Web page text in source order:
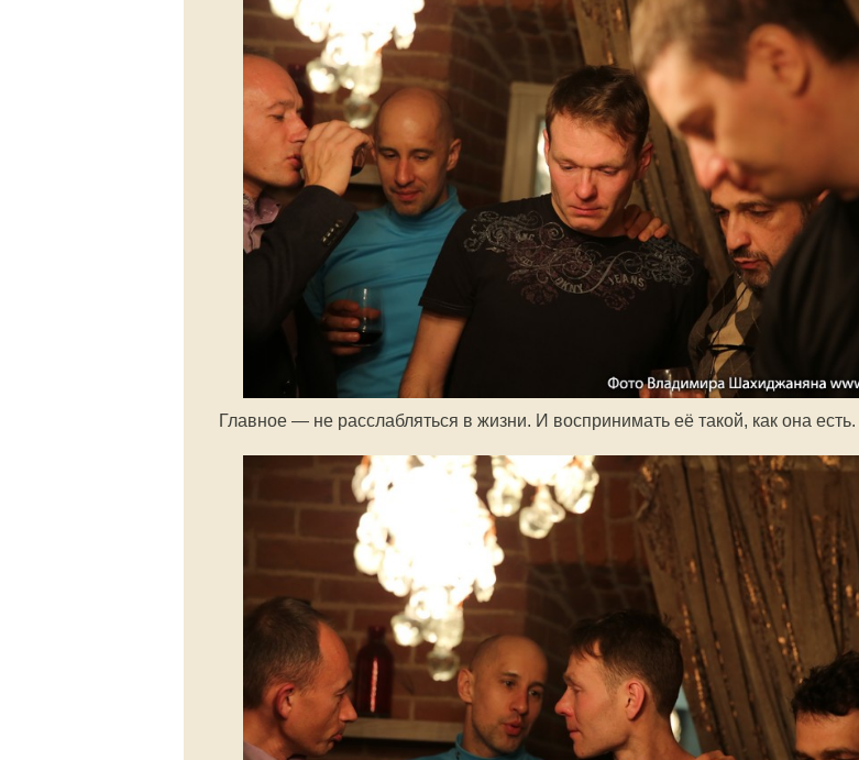
Главное — не расслабляться в жизни. И воспринимать её такой, как она есть.